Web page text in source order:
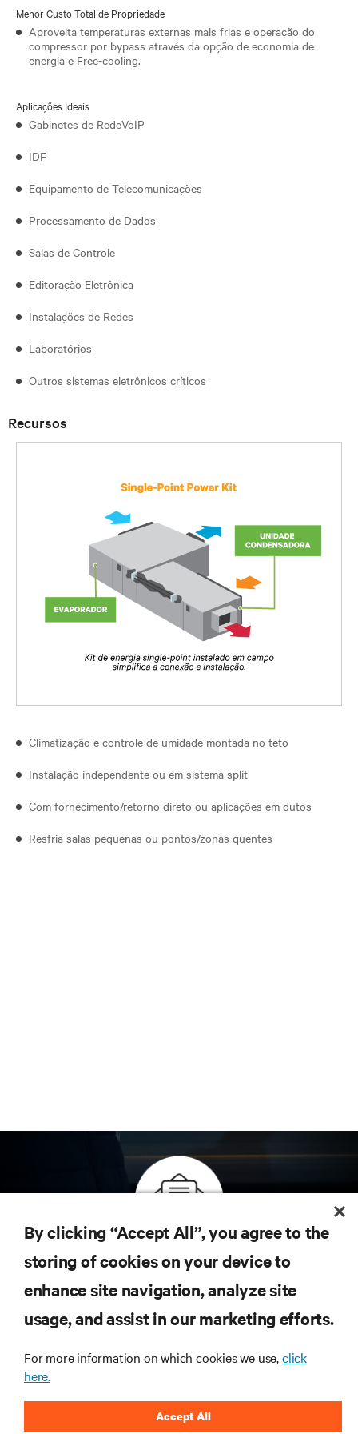
Menor Custo Total de Propriedade
Aproveita temperaturas externas mais frias e operação do
compressor por bypass através da opção de economia de
energia e Free-cooling.
Aplicações Ideais
Gabinetes de RedeVoIP
IDF
Equipamento de Telecomunicações
Processamento de Dados
Salas de Controle
Editoração Eletrônica
Instalações de Redes
Laboratórios
Outros sistemas eletrônicos críticos
Recursos
Climatização e controle de umidade montada no teto
Instalação independente ou em sistema split
Com fornecimento/retorno direto ou aplicações em dutos
Resfria salas pequenas ou pontos/zonas quentes
Inscreva-se para obter as últimas tendências em
tecnologia
Receba atualizações regulares sobre os tópicos
mais importantes da indústria, com as discussões
mais recentes e insights de especialistas sobre
By clicking “Accept All”, you agree to the
storing of cookies on your device to
enhance site navigation, analyze site
usage, and assist in our marketing efforts.
For more information on which cookies we use,click
here.
Accept All